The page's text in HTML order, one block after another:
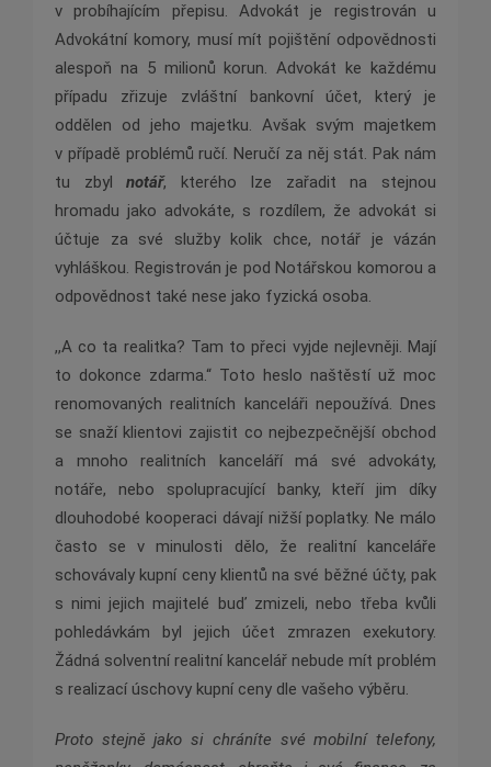
v probíhajícím přepisu. Advokát je registrován u
Advokátní komory, musí mít pojištění odpovědnosti
alespoň na 5 milionů korun. Advokát ke každému
případu zřizuje zvláštní bankovní účet, který je
oddělen od jeho majetku. Avšak svým majetkem
v případě problémů ručí. Neručí za něj stát. Pak nám
tu zbylnotář, kterého lze zařadit na stejnou
hromadu jako advokáte, s rozdílem, že advokát si
účtuje za své služby kolik chce, notář je vázán
vyhláškou. Registrován je pod Notářskou komorou a
odpovědnost také nese jako fyzická osoba.
,,A co ta realitka? Tam to přeci vyjde nejlevněji. Mají
to dokonce zdarma.“ Toto heslo naštěstí už moc
renomovaných realitních kanceláři nepoužívá. Dnes
se snaží klientovi zajistit co nejbezpečnější obchod
a mnoho realitních kanceláří má své advokáty,
notáře, nebo spolupracující banky, kteří jim díky
dlouhodobé kooperaci dávají nižší poplatky. Ne málo
často se v minulosti dělo, že realitní kanceláře
schovávaly kupní ceny klientů na své běžné účty, pak
s nimi jejich majitelé buď zmizeli, nebo třeba kvůli
pohledávkám byl jejich účet zmrazen exekutory.
Žádná solventní realitní kancelář nebude mít problém
s realizací úschovy kupní ceny dle vašeho výběru.
Proto stejně jako si chráníte své mobilní telefony,